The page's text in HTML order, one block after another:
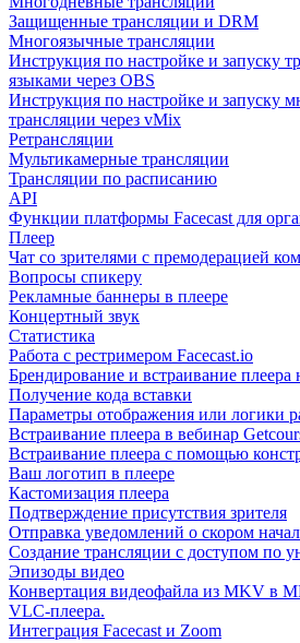
Защищенные трансляции и DRM
Многоязычные трансляции
Инструкция по настройке и запуску
языками через OBS
Инструкция по настройке и запуску
трансляции через vMix
Ретрансляции
Мультикамерные трансляции
Трансляции по расписанию
API
Функции платформы Facecast для
Плеер
Чат со зрителями с премодерацией
Вопросы спикеру
Рекламные баннеры в плеере
Концертный звук
Статистика
Работа с рестримером Facecast.io
Брендирование и встраивание плеера
Получение кода вставки
Параметры отображения или логики
Встраивание плеера в вебинар
Встраивание плеера с помощью
Ваш логотип в плеере
Кастомизация плеера
Подтверждение присутствия зрителя
Отправка уведомлений о скором
Создание трансляции с доступом по
Эпизоды видео
Конвертация видеофайла из MKV в
VLC-плеера.
Интеграция Facecast и Zoom